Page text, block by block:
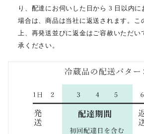
り、配達にお伺いした日から 3 日以内
場合は、商品は当社に返送されます。こ
上、再発送並びに返金はご容赦いただい
承ください。